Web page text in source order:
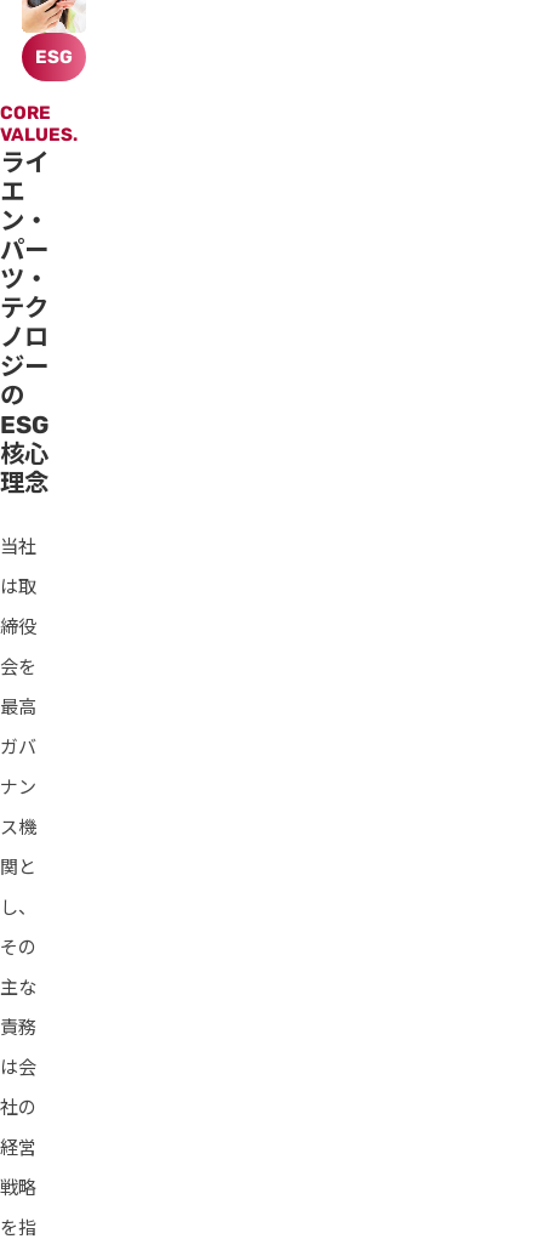
ESG
Core
Values.
CORE
VALUES.
ライ
エ
ン・
パー
ツ・
テク
ノロ
ジー
の
ESG
核心
理念
当社
は取
締役
会を
最高
ガバ
ナン
ス機
関と
し、
その
主な
責務
は会
社の
経営
戦略
を指